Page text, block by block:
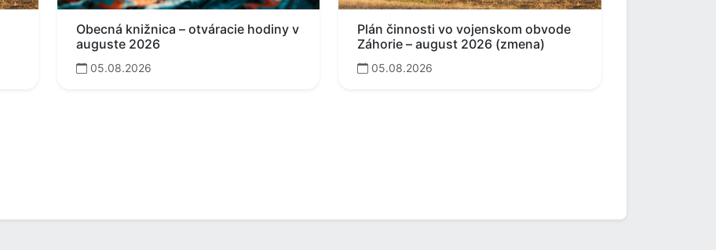
Obecná knižnica – otváracie hodiny v
auguste 2026
05.08.2026
Plán činnosti vo vojenskom obvode
Záhorie – august 2026 (zmena)
05.08.2026